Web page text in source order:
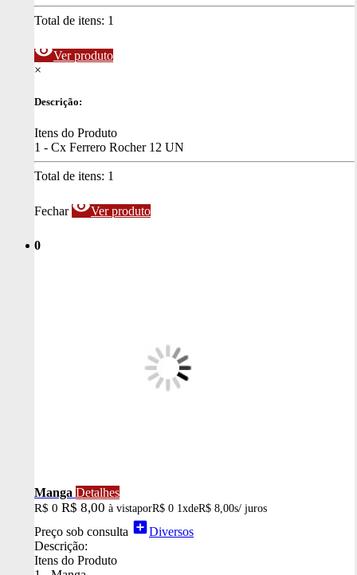
Total de itens: 1
visibilityVer produto
×
Descrição:
Itens do Produto
1 - Cx Ferrero Rocher 12 UN
Total de itens: 1
Fechar visibilityVer produto
0
Manga Detalhes
R$ 0 R$ 8,00 à vistaporR$ 0 1xdeR$ 8,00s/ juros
Preço sob consulta add_boxDiversos
Descrição:
Itens do Produto